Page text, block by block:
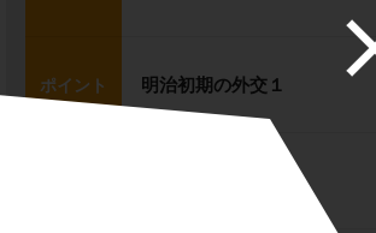
ポイント 明治初期の外交１